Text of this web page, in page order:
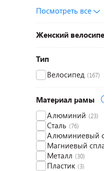
Посмотреть все
Женский
Тип
Велосипед (167)
Материал рамы
Алюминий (23)
Сталь (76)
Алюминиевый
Магниевый
Металл (30)
Пластик (3)